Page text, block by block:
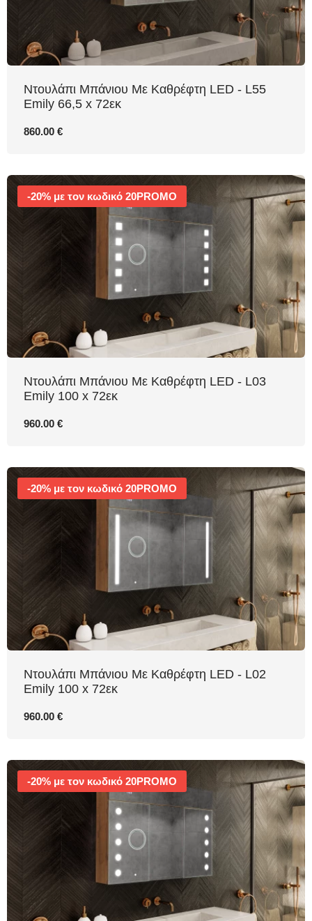
Ντουλάπι Μπάνιου Με Καθρέφτη LED - L55
Emily 66,5 x 72εκ
860.00 €
-20% με τον κωδικό 20PROMO
Ντουλάπι Μπάνιου Με Καθρέφτη LED - L03
Emily 100 x 72εκ
960.00 €
-20% με τον κωδικό 20PROMO
Ντουλάπι Μπάνιου Με Καθρέφτη LED - L02
Emily 100 x 72εκ
960.00 €
-20% με τον κωδικό 20PROMO